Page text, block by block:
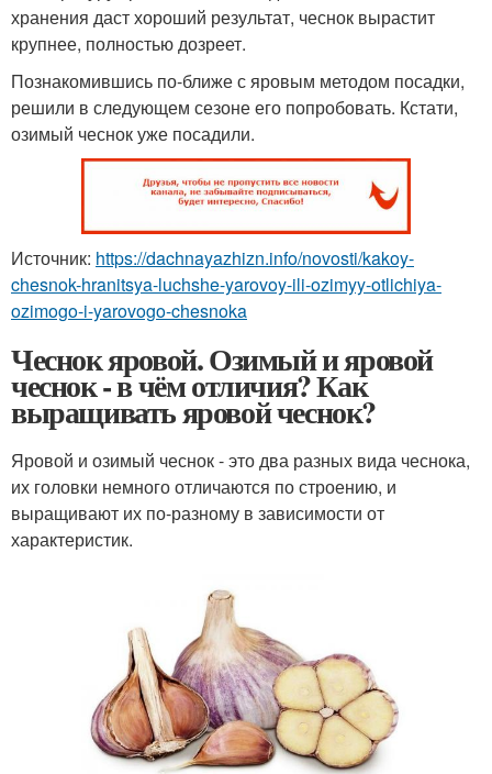
хранения даст хороший результат, чеснок вырастит
крупнее, полностью дозреет.
Познакомившись по-ближе с яровым методом посадки,
решили в следующем сезоне его попробовать. Кстати,
озимый чеснок уже посадили.
Источник: https://dachnayazhizn.info/novosti/kakoy-
chesnok-hranitsya-luchshe-yarovoy-ili-ozimyy-otlichiya-
ozimogo-i-yarovogo-chesnoka
Чеснок яровой. Озимый и яровой
чеснок - в чём отличия? Как
выращивать яровой чеснок?
Яровой и озимый чеснок - это два разных вида чеснока,
их головки немного отличаются по строению, и
выращивают их по-разному в зависимости от
характеристик.